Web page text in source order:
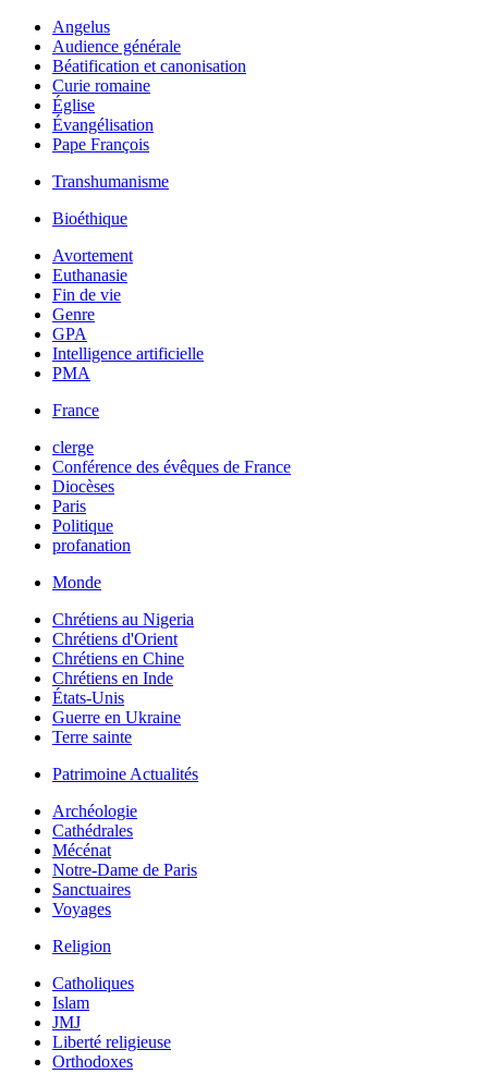
Angelus
Audience générale
Béatification et canonisation
Curie romaine
Église
Évangélisation
Pape François
Transhumanisme
Bioéthique
Avortement
Euthanasie
Fin de vie
Genre
GPA
Intelligence artificielle
PMA
France
clerge
Conférence des évêques de France
Diocèses
Paris
Politique
profanation
Monde
Chrétiens au Nigeria
Chrétiens d'Orient
Chrétiens en Chine
Chrétiens en Inde
États-Unis
Guerre en Ukraine
Terre sainte
Patrimoine Actualités
Archéologie
Cathédrales
Mécénat
Notre-Dame de Paris
Sanctuaires
Voyages
Religion
Catholiques
Islam
JMJ
Liberté religieuse
Orthodoxes